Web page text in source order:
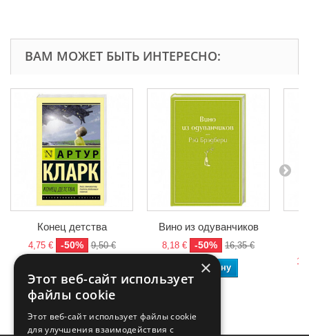
ВАМ МОЖЕТ БЫТЬ ИНТЕРЕСНО:
Конец детства
4,75 € -50% 9,50 €
Вино из одуванчиков
8,18 € -50% 16,35 €
В корзину
×
Этот веб-сайт использует
файлы cookie
Этот веб-сайт использует файлы cookie
для улучшения взаимодействия с